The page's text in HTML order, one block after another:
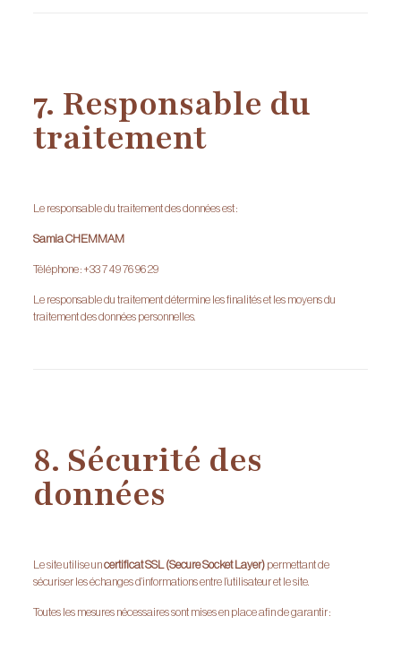
7. Responsable du
traitement
Le responsable du traitement des données est :
Samia CHEMMAM
Téléphone : +33 7 49 76 96 29
Le responsable du traitement détermine les finalités et les moyens du
traitement des données personnelles.
8. Sécurité des
données
Le site utilise uncertificat SSL (Secure Socket Layer)permettant de
sécuriser les échanges d’informations entre l’utilisateur et le site.
Toutes les mesures nécessaires sont mises en place afin de garantir :